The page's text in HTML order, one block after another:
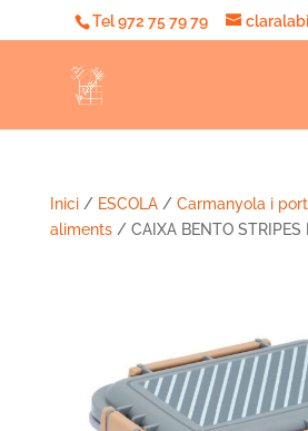
Tel 972 75 79 79
Inici/ ESCOLA/ Carmanyola i
aliments/ CAIXA BENTO STRIPES